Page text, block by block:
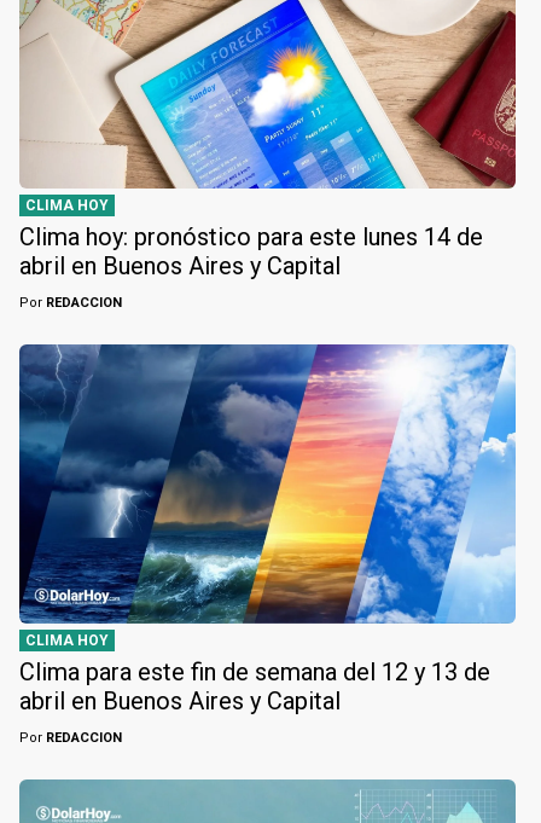
CLIMA HOY
Clima hoy: pronóstico para este lunes 14 de
abril en Buenos Aires y Capital
Por REDACCION
CLIMA HOY
Clima para este fin de semana del 12 y 13 de
abril en Buenos Aires y Capital
Por REDACCION